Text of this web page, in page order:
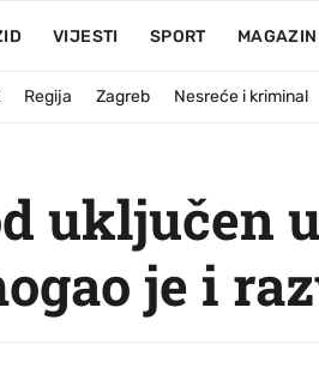
VIJESTI SPORT MAGAZIN
Regija Zagreb Nesreće i kriminal
uključen
je i